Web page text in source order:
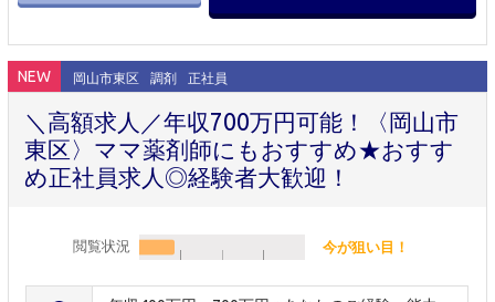
NEW 岡山市東区 調剤 正社員
＼高額求人／年収700万円可能！〈岡山市
東区〉ママ薬剤師にもおすすめ★おすす
め正社員求人◎経験者大歓迎！
閲覧状況 今が狙い目！